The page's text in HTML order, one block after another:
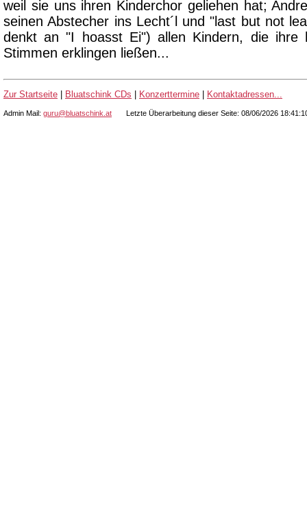
weil sie uns ihren Kinderchor geliehen hat;
seinen Abstecher ins Lecht´l und "last but not
denkt an "I hoasst Ei") allen Kindern, die ihre
Stimmen erklingen ließen...
Zur Startseite Bluatschink CDs Konzerttermine Kontaktadressen...
Admin Mail: guru@bluatschink.at Letzte Überarbeitung dieser Seite: 08/06/2026